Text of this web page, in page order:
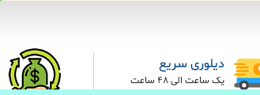
دیلوری سریع
یک ساعت الی 48 ساعت